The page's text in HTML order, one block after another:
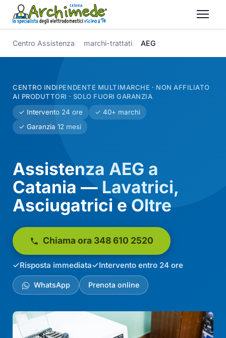
Centro Assistenza marchi-trattati AEG
CENTRO INDIPENDENTE MULTIMARCHE · NON AFFILIATO
AI PRODUTTORI · SOLO FUORI GARANZIA
✓ Intervento 24 ore
✓ 40+ marchi
✓ Garanzia 12 mesi
Assistenza AEG a
Catania — Lavatrici,
Asciugatrici e Oltre
Chiama ora 348 610 2520
Risposta immediata Intervento entro 24 ore
WhatsApp Prenota online